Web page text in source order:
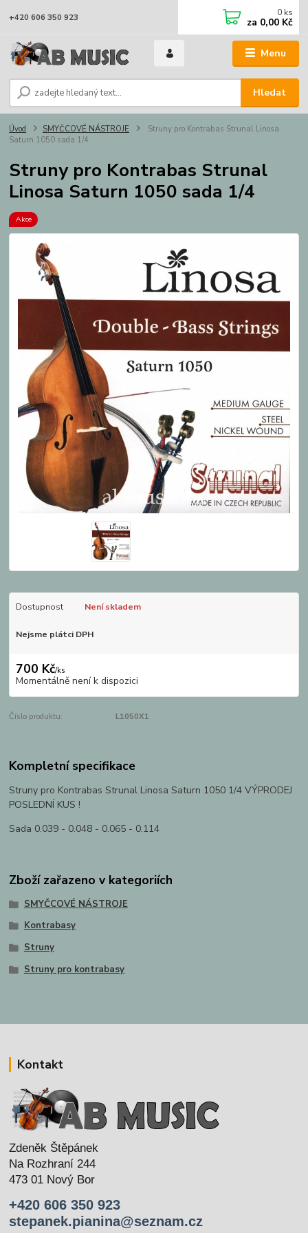
Menu
Hledat
+420 606 350 923 0 ks
za 0,00 Kč
Úvod SMYČCOVÉ NÁSTROJE
Struny pro Kontrabas Strunal Linosa
Saturn 1050 sada 1/4
Struny pro Kontrabas Strunal
Linosa Saturn 1050 sada 1/4
Akce
Dostupnost Není skladem
Nejsme plátci DPH
700 Kč/ks
Momentálně není k dispozici
Číslo produktu: L1050X1
Kompletní specifikace
Struny pro Kontrabas Strunal Linosa Saturn 1050 1/4 VÝPRODEJ
POSLEDNÍ KUS !
Sada 0.039 - 0.048 - 0.065 - 0.114
Zboží zařazeno v kategoriích
SMYČCOVÉ NÁSTROJE
Kontrabasy
Struny
Struny pro kontrabasy
Kontakt
Zdeněk Štěpánek
Na Rozhraní 244
473 01 Nový Bor
+420 606 350 923
stepanek.pianina@seznam.cz